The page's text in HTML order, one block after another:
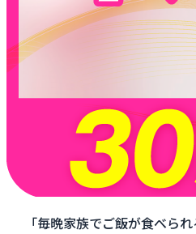
「毎晩家族でご飯が食べら